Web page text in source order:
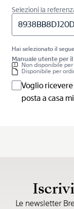
Selezioni la
Hai selezionato il
Manuale utente per
Non disponibile
Disponibile per
Voglio
posta a casa
Le newsletter